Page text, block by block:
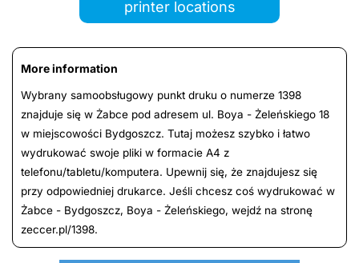
printer locations
More information
Wybrany samoobsługowy punkt druku o numerze 1398
znajduje się w Żabce pod adresem ul. Boya - Żeleńskiego 18
w miejscowości Bydgoszcz. Tutaj możesz szybko i łatwo
wydrukować swoje pliki w formacie A4 z
telefonu/tabletu/komputera. Upewnij się, że znajdujesz się
przy odpowiedniej drukarce. Jeśli chcesz coś wydrukować w
Żabce - Bydgoszcz, Boya - Żeleńskiego, wejdź na stronę
zeccer.pl/1398.